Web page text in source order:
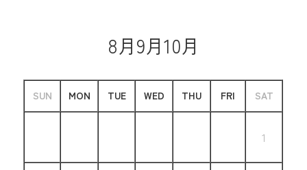
8月9月10月
SUN MON TUE WED THU FRI SAT
1